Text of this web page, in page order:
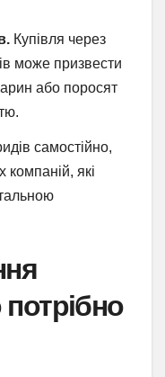
Купівля через
може призвести
або поросят
самостійно,
компаній, які